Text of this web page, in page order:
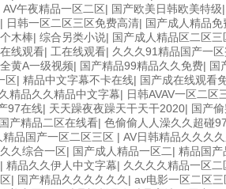
AV午夜精品一区二区| 国产欧美日韩欧美特级
| 日韩一区二区三区免费高清| 国产成人精品
木棒| 综合另类小说| 国产成人精品区二区三
线观看| 工在线观看| 久久久91精品国产一
黄A一级视频| 国产精品99精品久久免费| 国
区| 精品中文字幕不卡在线| 国产成在线观看
精品久久精品中文字幕| 日韩AVAV一区二区
97在线| 天天躁夜夜躁天干天干2020| 国产
国产精品二区在线看| 色偷偷人人澡久久超碰
精品国产一区二区三区 | AV日韩精品久久久
久综合一区| 国产成人精品一区二| 精品国产
| 精品久久伊人中文字幕| 久久久久精品一区二
| 国产精品久久久久久久 | av电影一区二区三